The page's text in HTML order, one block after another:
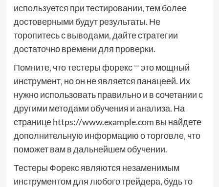
используется при тестировании‚ тем более
достоверными будут результаты. Не
торопитесь с выводами‚ дайте стратегии
достаточно времени для проверки.
Помните‚ что тестеры форекс ⎻ это мощный
инструмент‚ но он не является панацеей. Их
нужно использовать правильно и в сочетании с
другими методами обучения и анализа. На
странице https://www.example.com вы найдете
дополнительную информацию о торговле‚ что
поможет вам в дальнейшем обучении.
Тестеры Форекс являются незаменимым
инструментом для любого трейдера‚ будь то